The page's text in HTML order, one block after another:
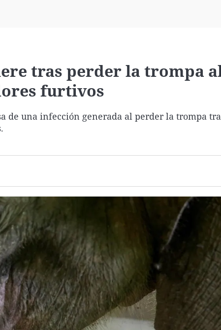
tras perder la trompa
furtivos
de una infección generada al perder la trompa